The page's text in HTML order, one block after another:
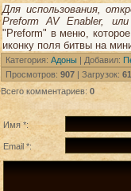
Для использования,
Preform AV Enabler,
"Preform" в меню,
иконку поля битвы на
Категория: Адоны | Добавил:
Просмотров: 907 | Загрузок: 61
Всего комментариев: 0
Имя *:
Email *: